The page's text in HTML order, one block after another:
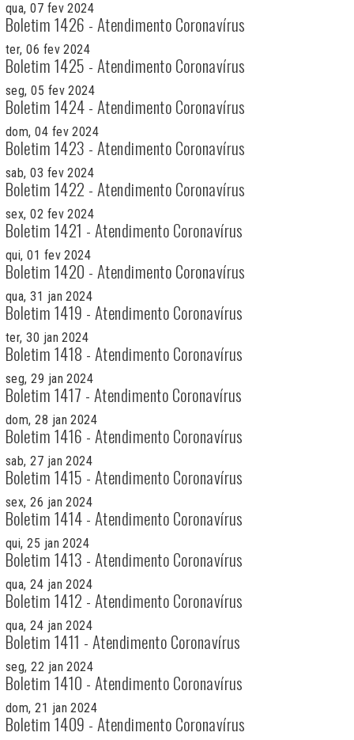
qua, 07 fev 2024
Boletim 1426 - Atendimento Coronavírus
ter, 06 fev 2024
Boletim 1425 - Atendimento Coronavírus
seg, 05 fev 2024
Boletim 1424 - Atendimento Coronavírus
dom, 04 fev 2024
Boletim 1423 - Atendimento Coronavírus
sab, 03 fev 2024
Boletim 1422 - Atendimento Coronavírus
sex, 02 fev 2024
Boletim 1421 - Atendimento Coronavírus
qui, 01 fev 2024
Boletim 1420 - Atendimento Coronavírus
qua, 31 jan 2024
Boletim 1419 - Atendimento Coronavírus
ter, 30 jan 2024
Boletim 1418 - Atendimento Coronavírus
seg, 29 jan 2024
Boletim 1417 - Atendimento Coronavírus
dom, 28 jan 2024
Boletim 1416 - Atendimento Coronavírus
sab, 27 jan 2024
Boletim 1415 - Atendimento Coronavírus
sex, 26 jan 2024
Boletim 1414 - Atendimento Coronavírus
qui, 25 jan 2024
Boletim 1413 - Atendimento Coronavírus
qua, 24 jan 2024
Boletim 1412 - Atendimento Coronavírus
qua, 24 jan 2024
Boletim 1411 - Atendimento Coronavírus
seg, 22 jan 2024
Boletim 1410 - Atendimento Coronavírus
dom, 21 jan 2024
Boletim 1409 - Atendimento Coronavírus